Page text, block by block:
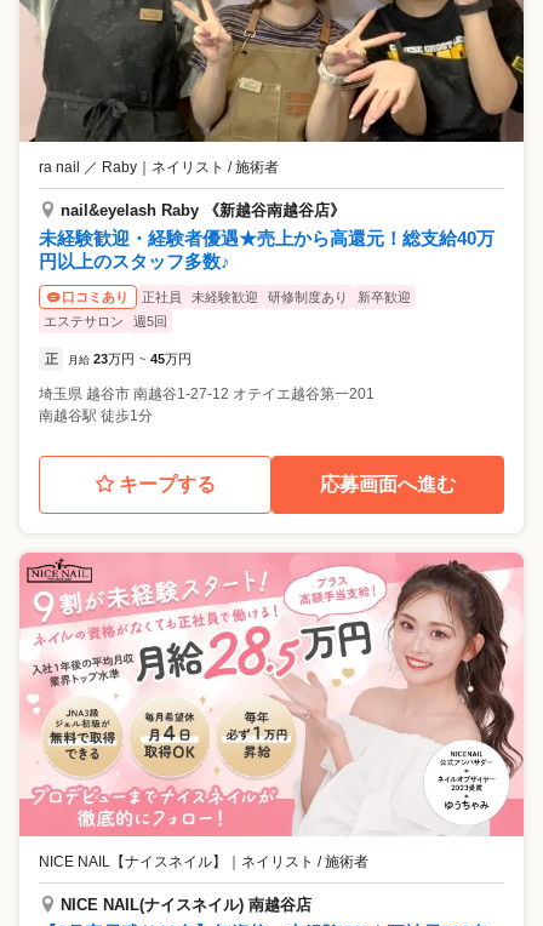
ra nail ／ Raby ネイリスト / 施術者
nail&eyelash Raby 《新越谷南越谷店》
未経験歓迎・経験者優遇★売上から高還元！総支給40万
円以上のスタッフ多数♪
口コミあり 正社員 未経験歓迎 研修制度あり
新卒歓迎
エステサロン
週5回
正 月給 23万円 ~ 45万円
埼玉県 越谷市 南越谷1-27-12 オテイエ越谷第一201
南越谷駅 徒歩1分
キープする 応募画面へ進む
NICE NAIL【ナイスネイル】 ネイリスト / 施術者
NICE NAIL(ナイスネイル) 南越谷店